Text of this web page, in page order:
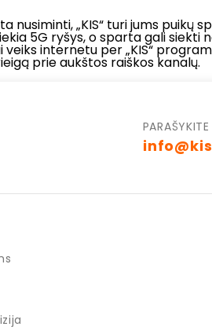
„KIS“ turi jums puikų
5G ryšys, o sparta gali
internetu per „KIS“
prie aukštos raiškos kanalų.